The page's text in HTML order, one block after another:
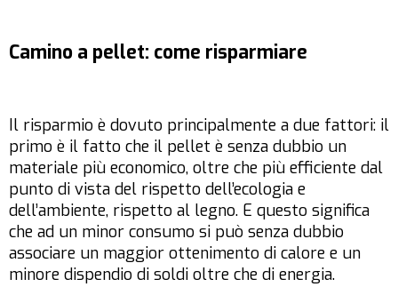
Camino a pellet: come risparmiare
Il risparmio è dovuto principalmente a due fattori: il
primo è il fatto che il pellet è senza dubbio un
materiale più economico, oltre che più efficiente dal
punto di vista del rispetto dell’ecologia e
dell’ambiente, rispetto al legno. E questo significa
che ad un minor consumo si può senza dubbio
associare un maggior ottenimento di calore e un
minore dispendio di soldi oltre che di energia.